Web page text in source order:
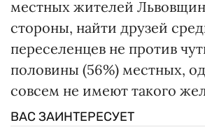
местных жителей
стороны, найти друзей
переселенцев не против
половины (56%) местных,
совсем не имеют такого
ВАС ЗАИНТЕРЕСУЕТ